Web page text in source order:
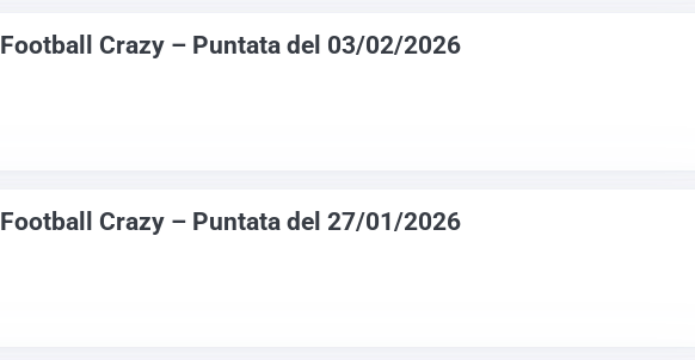
Football Crazy – Puntata del 03/02/2026
Football Crazy – Puntata del 27/01/2026